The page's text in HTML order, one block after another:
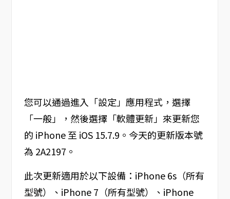
您可以通過進入「設定」應用程式，選擇
「一般」，然後選擇「軟體更新」來更新您
的 iPhone 至 iOS 15.7.9。今天的更新版本號
為 2A2197。
此次更新適用於以下設備：iPhone 6s（所有
型號）、iPhone 7（所有型號）、iPhone